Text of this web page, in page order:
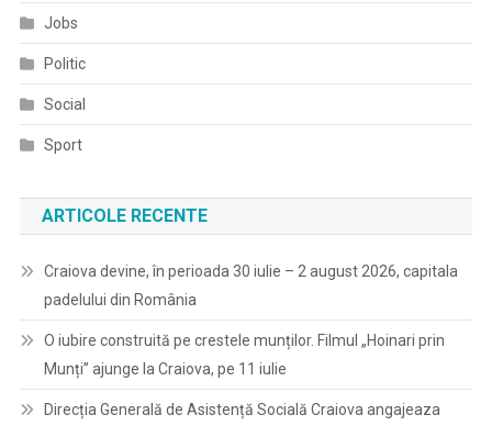
Jobs
Politic
Social
Sport
ARTICOLE RECENTE
Craiova devine, în perioada 30 iulie – 2 august 2026, capitala
padelului din România
O iubire construită pe crestele munților. Filmul „Hoinari prin
Munți” ajunge la Craiova, pe 11 iulie
Direcția Generală de Asistență Socială Craiova angajeaza